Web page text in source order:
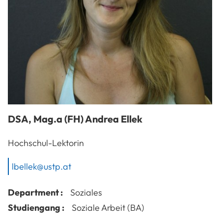
DSA, Mag.a (FH)Andrea Ellek
Hochschul-Lektorin
lbellek@ustp.at
Department :
Soziales
Studiengang :
Soziale Arbeit (BA)